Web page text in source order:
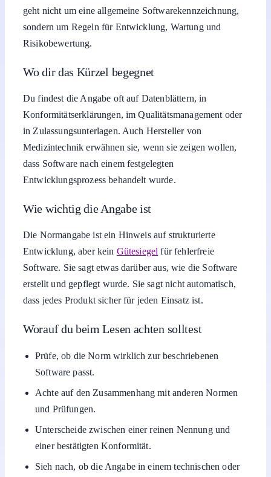
geht nicht um eine allgemeine Softwarekennzeichnung,
sondern um Regeln für Entwicklung, Wartung und
Risikobewertung.
Wo dir das Kürzel begegnet
Du findest die Angabe oft auf Datenblättern, in
Konformitätserklärungen, im Qualitätsmanagement oder
in Zulassungsunterlagen. Auch Hersteller von
Medizintechnik erwähnen sie, wenn sie zeigen wollen,
dass Software nach einem festgelegten
Entwicklungsprozess behandelt wurde.
Wie wichtig die Angabe ist
Die Normangabe ist ein Hinweis auf strukturierte
Entwicklung, aber kein Gütesiegel für fehlerfreie
Software. Sie sagt etwas darüber aus, wie die Software
erstellt und gepflegt wurde. Sie sagt nicht automatisch,
dass jedes Produkt sicher für jeden Einsatz ist.
Worauf du beim Lesen achten solltest
Prüfe, ob die Norm wirklich zur beschriebenen
Software passt.
Achte auf den Zusammenhang mit anderen Normen
und Prüfungen.
Unterscheide zwischen einer reinen Nennung und
einer bestätigten Konformität.
Sieh nach, ob die Angabe in einem technischen oder